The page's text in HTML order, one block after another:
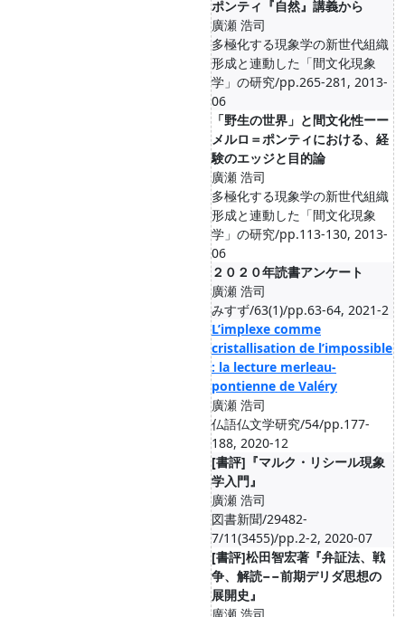
ポンティ『自然』講義から
廣瀬 浩司
多極化する現象学の新世代組織
形成と連動した「間文化現象
学」の研究/pp.265-281, 2013-
06
「野生の世界」と間文化性ーー
メルロ＝ポンティにおける、経
験のエッジと目的論
廣瀬 浩司
多極化する現象学の新世代組織
形成と連動した「間文化現象
学」の研究/pp.113-130, 2013-
06
２０２０年読書アンケート
廣瀬 浩司
みすず/63(1)/pp.63-64, 2021-2
L’implexe comme
cristallisation de l’impossible
: la lecture merleau-
pontienne de Valéry
廣瀬 浩司
仏語仏文学研究/54/pp.177-
188, 2020-12
[書評]『マルク・リシール現象
学入門』
廣瀬 浩司
図書新聞/29482-
7/11(3455)/pp.2-2, 2020-07
[書評]松田智宏著『弁証法、戦
争、解読−−前期デリダ思想の
展開史』